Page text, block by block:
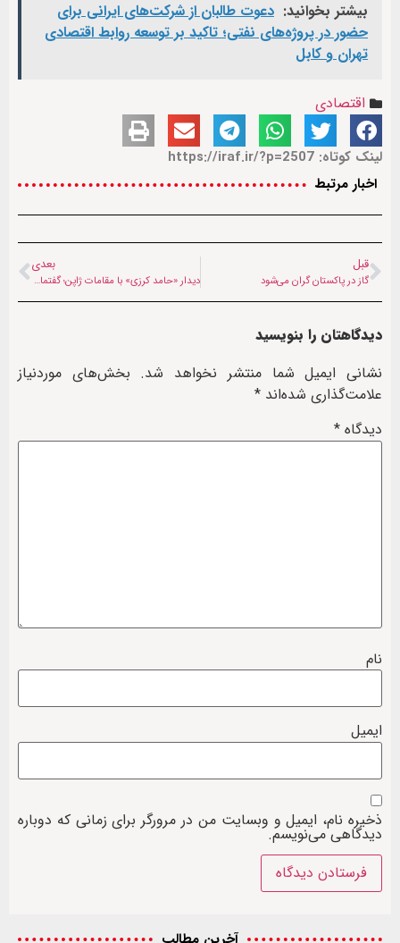
بیشتر بخوانید: دعوت طالبان از شرکت‌های ایرانی برای
حضور در پروژه‌های نفتی؛ تاکید بر توسعه روابط اقتصادی
تهران و کابل
اقتصادی
لینک کوتاه: https://iraf.ir/?p=2507
اخبار مرتبط
قبل
گاز در پاکستان گران می‌شود
بعدی
دیدار «حامد کرزی» با مقامات ژاپن؛ گفتمان ملی و تحصیل دختران محور رایزنی
دیدگاهتان را بنویسید
نشانی ایمیل شما منتشر نخواهد شد. بخش‌های موردنیاز
علامت‌گذاری شده‌اند *
دیدگاه *
نام
ایمیل
ذخیره نام، ایمیل و وبسایت من در مرورگر برای زمانی که دوباره
دیدگاهی می‌نویسم.